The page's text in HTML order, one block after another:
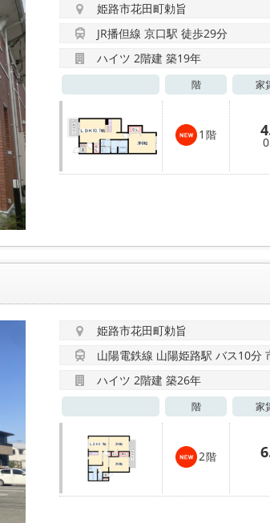
姫路市花田町勅旨
JR播但線 京口駅 徒歩29分
ハイツ 2階建 築19年
階 家
1 階
姫路市花田町勅旨
山陽電鉄線 山陽姫路駅 バス10分
ハイツ 2階建 築26年
階 家
2階